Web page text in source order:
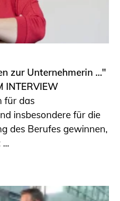
zur Unternehmerin …"
INTERVIEW
für das
insbesondere für die
des Berufes gewinnen,